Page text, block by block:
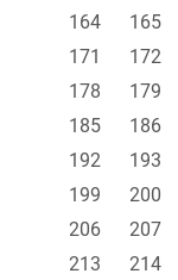
164
165
171
172
178
179
185
186
192
193
199
200
206
207
213
214